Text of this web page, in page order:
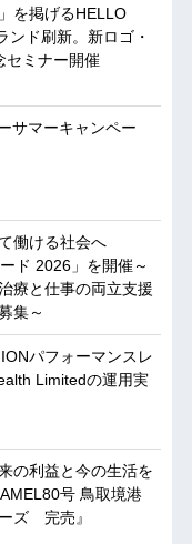
を掲げるHELLO
ンド刷新。新ロゴ・
セミナー開催
サマーキャンペー
働ける社会へ
ド 2026」を開催～
療と仕事の両立支援
集～
パフォーマンスレ
Limitedの運用実
の利益と今の生活を
号 鳥取境港
ズ 完売』